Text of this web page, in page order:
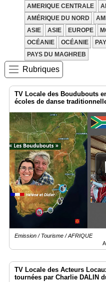
concept
Objectifs
Fil
Actualités
Articles
Vidéos
Rubriques
Blogs
propos
Adhésion
partenaire
Place
Marché
AMERIQUE CENTRALE
AMÉRIQUE DU NORD
ASIE
ASIE EUROPE
OCÉANIE
OCÉANIE
PAYS DU MAGHREB
Rubriques
TV Locale des Boudubouts
écoles de danse
Emission / Tourisme / AFRIQUE
TV Locale des Acteurs
tournées par Charlie DALIN